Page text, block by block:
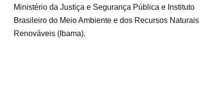
Ministério da Justiça e Segurança Pública e Instituto
Brasileiro do Meio Ambiente e dos Recursos Naturais
Renováveis (Ibama).